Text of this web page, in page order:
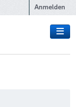
Anmelden